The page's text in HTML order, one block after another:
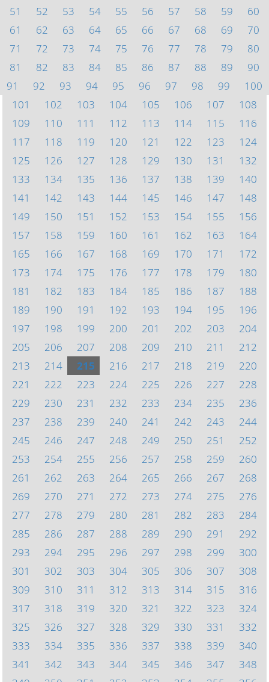
51
52 53 54 55 56 57 58 59
60
61
62 63 64 65 66 67 68 69
70
71
72 73 74 75 76 77 78 79
80
81
82 83 84 85 86 87 88 89
90
91
92 93 94 95 96 97 98 99
100
101
102 103 104 105 106 107
108
109
110 111 112 113 114 115
116
117
118 119 120 121 122 123
124
125
126 127 128 129 130 131
132
133
134 135 136 137 138 139
140
141
142 143 144 145 146 147
148
149
150 151 152 153 154 155
156
157
158 159 160 161 162 163
164
165
166 167 168 169 170 171
172
173
174 175 176 177 178 179
180
181
182 183 184 185 186 187
188
189
190 191 192 193 194 195
196
197
198 199 200 201 202 203
204
205
206 207 208 209 210 211
212
213
214 215 216 217 218 219
220
221
222 223 224 225 226 227
228
229
230 231 232 233 234 235
236
237
238 239 240 241 242 243
244
245
246 247 248 249 250 251
252
253
254 255 256 257 258 259
260
261
262 263 264 265 266 267
268
269
270 271 272 273 274 275
276
277
278 279 280 281 282 283
284
285
286 287 288 289 290 291
292
293
294 295 296 297 298 299
300
301
302 303 304 305 306 307
308
309
310 311 312 313 314 315
316
317
318 319 320 321 322 323
324
325
326 327 328 329 330 331
332
333
334 335 336 337 338 339
340
341
342 343 344 345 346 347
348